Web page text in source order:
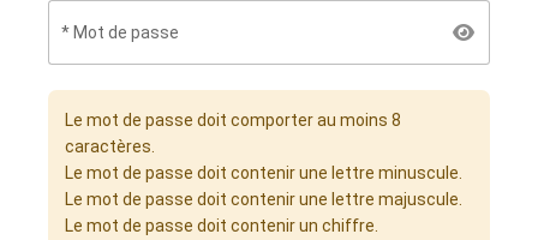
Mot de passe
Le mot de passe doit comporter au moins 8
caractères.
Le mot de passe doit contenir une lettre minuscule.
Le mot de passe doit contenir une lettre majuscule.
Le mot de passe doit contenir un chiffre.